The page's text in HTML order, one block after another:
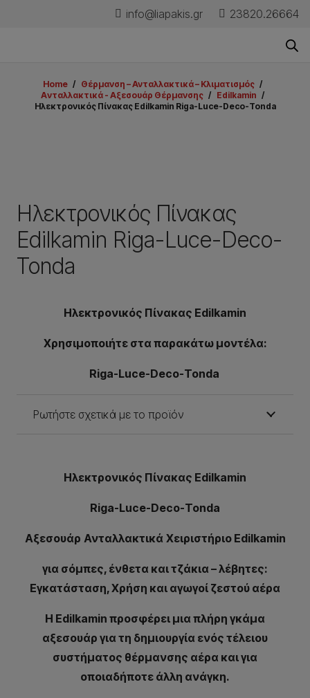
info@liapakis.gr 23820.26664
Home / Θέρμανση – Ανταλλακτικά – Κλιματισμός /
Aνταλλακτικά - Aξεσουάρ Θέρμανσης / Edilkamin /
Ηλεκτρονικός Πίνακας Edilkamin Riga-Luce-Deco-Tonda
Ηλεκτρονικός Πίνακας
Edilkamin Riga-Luce-Deco-
Tonda
Ηλεκτρονικός Πίνακας Edilkamin
Χρησιμοποιήτε στα παρακάτω μοντέλα:
Riga-Luce-Deco-Tonda
Ρωτήστε σχετικά με το προϊόν
Ηλεκτρονικός Πίνακας Edilkamin
Riga-Luce-Deco-Tonda
Αξεσουάρ Ανταλλακτικά ΧειριστήριοEdilkamin
για σόμπες, ένθετα και τζάκια – λέβητες:
Εγκατάσταση, Χρήση και αγωγοί ζεστού αέρα
Η Edilkamin προσφέρει μια πλήρη γκάμα
αξεσουάρ για τη δημιουργία ενός τέλειου
συστήματος θέρμανσης αέρα και για
οποιαδήποτε άλλη ανάγκη.